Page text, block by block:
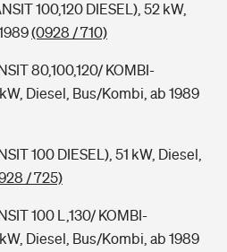
100,120 DIESEL), 52 kW,
(0928 / 710)
80,100,120/ KOMBI-
Diesel, Bus/Kombi, ab 1989
100 DIESEL), 51 kW, Diesel,
/ 725)
100 L,130/ KOMBI-
Diesel, Bus/Kombi, ab 1989